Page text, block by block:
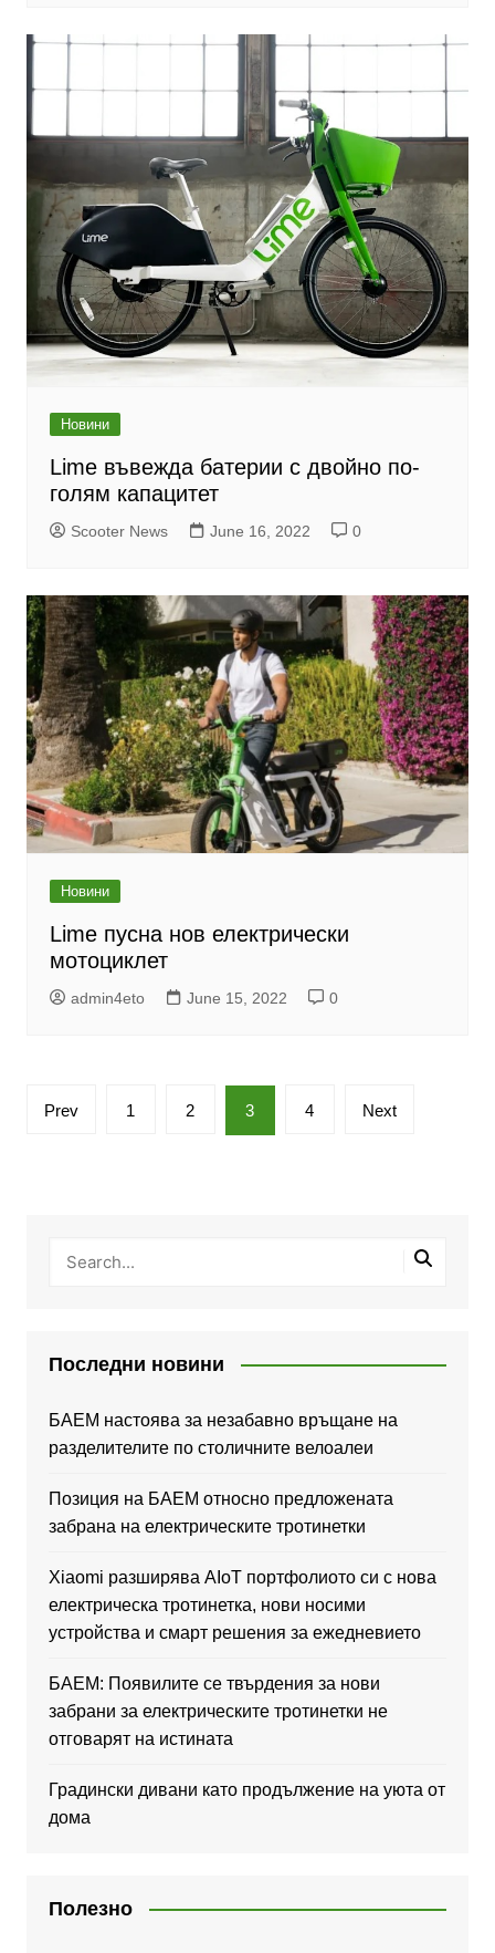
Новини
Lime въвежда батерии с двойно по-
голям капацитет
Scooter News June 16, 2022 0
Новини
Lime пусна нов електрически
мотоциклет
admin4eto June 15, 2022 0
Posts
Prev 1 2 3 4 Next
Последни новини
БАЕМ настоява за незабавно връщане на
разделителите по столичните велоалеи
Позиция на БАЕМ относно предложената
забрана на електрическите тротинетки
Xiaomi разширява AIoT портфолиото си с нова
електрическа тротинетка, нови носими
устройства и смарт решения за ежедневието
БАЕМ: Появилите се твърдения за нови
забрани за електрическите тротинетки не
отговарят на истината
Градински дивани като продължение на уюта от
дома
Полезно